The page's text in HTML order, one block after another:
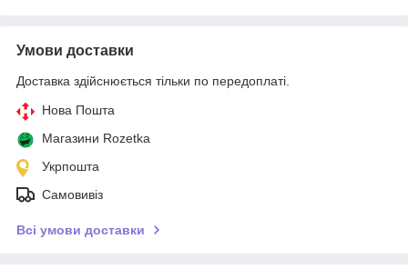
Умови доставки
Доставка здійснюється тільки по передоплаті.
Нова Пошта
Магазини Rozetka
Укрпошта
Самовивіз
Всі умови доставки